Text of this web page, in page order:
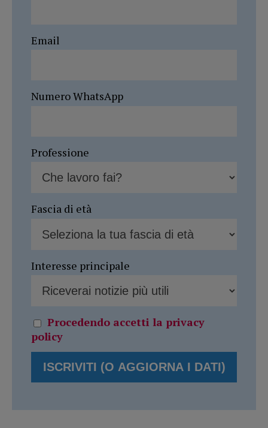
Email
Numero WhatsApp
Professione
Fascia di età
Interesse principale
Procedendo accetti la privacy
policy